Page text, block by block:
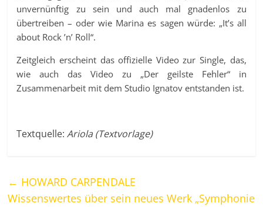
unvernünftig zu sein und auch mal gnadenlos zu
übertreiben – oder wie Marina es sagen würde: „It’s all
about Rock ’n’ Roll“.
Zeitgleich erscheint das offizielle Video zur Single, das,
wie auch das Video zu „Der geilste Fehler“ in
Zusammenarbeit mit dem Studio Ignatov entstanden ist.
Textquelle:Ariola (Textvorlage)
← HOWARD CARPENDALE
Wissenswertes über sein neues Werk „Symphonie